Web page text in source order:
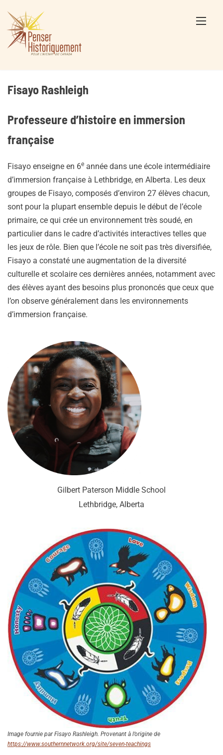
content
Fisayo Rashleigh
Professeure d’histoire en immersion
française
Fisayo enseigne en 6e année dans une école intermédiaire
d’immersion française à Lethbridge, en Alberta. Les deux
groupes de Fisayo, composés d’environ 27 élèves chacun,
sont pour la plupart ensemble depuis le début de l’école
primaire, ce qui crée un environnement très soudé, en
particulier dans le cadre d’activités interactives telles que
les jeux de rôle. Bien que l’école ne soit pas très diversifiée,
Fisayo a constaté une augmentation de la diversité
culturelle et scolaire ces dernières années, notamment avec
des élèves ayant des besoins plus prononcés que ceux que
l’on observe généralement dans les environnements
d’immersion française.
Gilbert Paterson Middle School
Lethbridge, Alberta
Image fournie par Fisayo Rashleigh. Provenant à l’origine de
https://www.southernnetwork.org/site/seven-teachings